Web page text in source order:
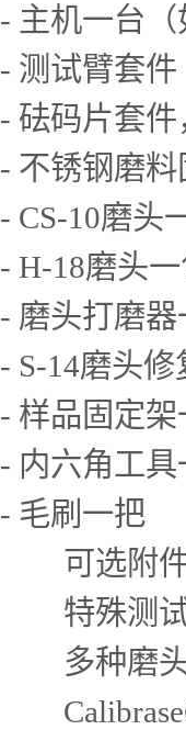
- 主机一台（
- 测试臂套件
- 砝码片套件
- 不锈钢磨
- CS-10磨头
- H-18磨头一
- 磨头打磨器
- S-14磨头
- 样品固定架
- 内六角工具
- 毛刷一把
可选附件
特殊测
多种磨头